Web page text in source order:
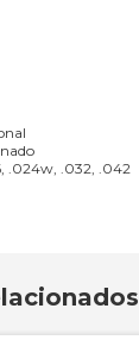
.024w, .032, .042